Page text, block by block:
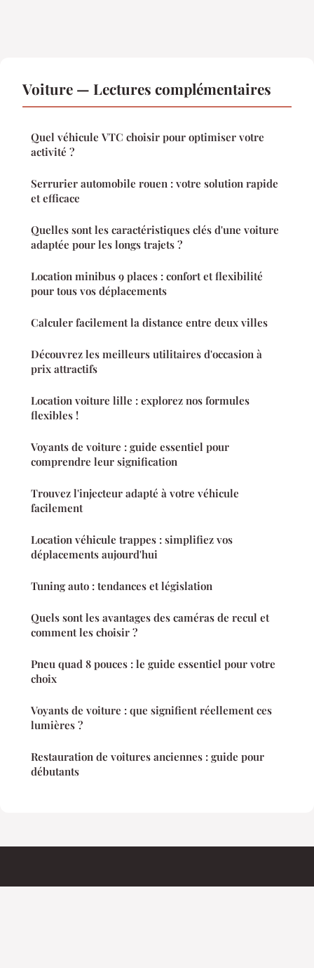
Voiture — Lectures complémentaires
Quel véhicule VTC choisir pour optimiser votre
activité ?
Serrurier automobile rouen : votre solution rapide
et efficace
Quelles sont les caractéristiques clés d'une voiture
adaptée pour les longs trajets ?
Location minibus 9 places : confort et flexibilité
pour tous vos déplacements
Calculer facilement la distance entre deux villes
Découvrez les meilleurs utilitaires d'occasion à
prix attractifs
Location voiture lille : explorez nos formules
flexibles !
Voyants de voiture : guide essentiel pour
comprendre leur signification
Trouvez l'injecteur adapté à votre véhicule
facilement
Location véhicule trappes : simplifiez vos
déplacements aujourd'hui
Tuning auto : tendances et législation
Quels sont les avantages des caméras de recul et
comment les choisir ?
Pneu quad 8 pouces : le guide essentiel pour votre
choix
Voyants de voiture : que signifient réellement ces
lumières ?
Restauration de voitures anciennes : guide pour
débutants
Proactionracing